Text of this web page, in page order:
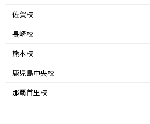
佐賀校
長崎校
熊本校
鹿児島中央校
那覇首里校